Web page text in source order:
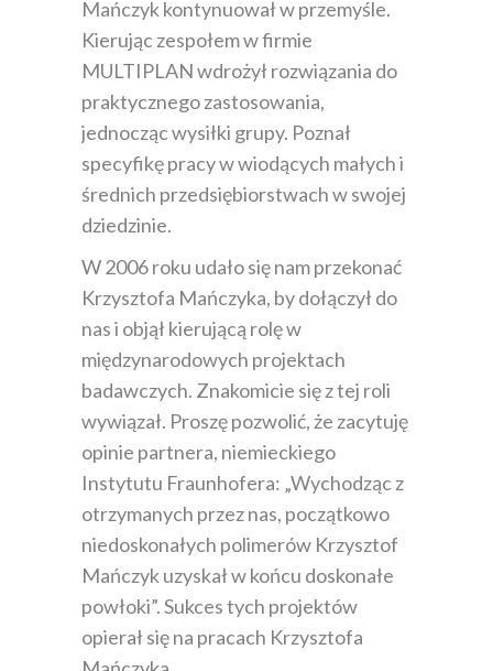
Mańczyk kontynuował w przemyśle.
Kierując zespołem w firmie
MULTIPLAN wdrożył rozwiązania do
praktycznego zastosowania,
jednocząc wysiłki grupy. Poznał
specyfikę pracy w wiodących małych i
średnich przedsiębiorstwach w swojej
dziedzinie.
W 2006 roku udało się nam przekonać
Krzysztofa Mańczyka, by dołączył do
nas i objął kierującą rolę w
międzynarodowych projektach
badawczych. Znakomicie się z tej roli
wywiązał. Proszę pozwolić, że zacytuję
opinie partnera, niemieckiego
Instytutu Fraunhofera: „Wychodząc z
otrzymanych przez nas, początkowo
niedoskonałych polimerów Krzysztof
Mańczyk uzyskał w końcu doskonałe
powłoki”. Sukces tych projektów
opierał się na pracach Krzysztofa